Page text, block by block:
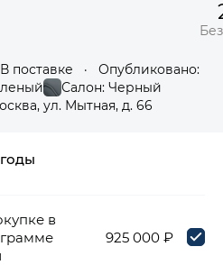
В поставке ·
Опубликовано:
Салон: Черный
ул. Мытная, д. 66
в
925 000 ₽